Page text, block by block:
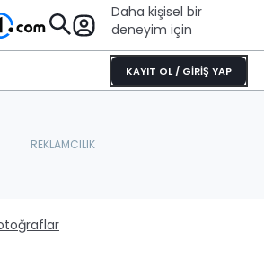
Daha kişisel bir
deneyim için
KAYIT OL / GİRİŞ YAP